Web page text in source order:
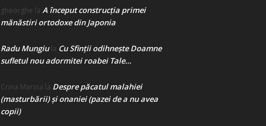
gheorghe la A început construcţia primei
mănăstiri ortodoxe din Japonia
Radu Mungiula Cu Sfinții odihnește Doamne
sufletul nou adormitei roabei Tale…
Crina Marina la Despre păcatul malahiei
(masturbării) şi onaniei (pazei de a nu avea
copii)